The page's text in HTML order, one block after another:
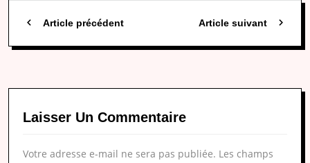
Article précédent Article suivant
Laisser Un Commentaire
Votre adresse e-mail ne sera pas publiée. Les champs